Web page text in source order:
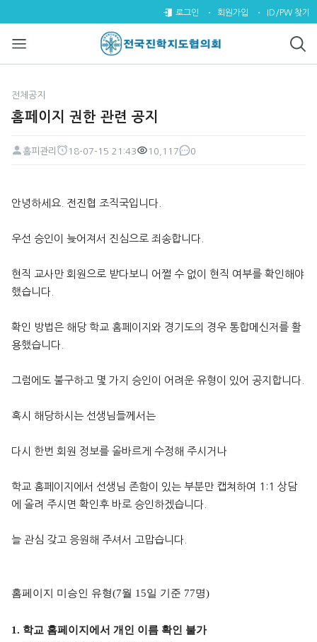
홈페이지 권한 관련 공지 > 전체
로그인 회원가입 ID/PW 찾기
전체공지
홈페이지 권한 관련 공지
페이지 정보
홈피관리
18-07-15 21:43
10,117
댓글
0
안녕하세요. 전진협 조직국입니다.
우선 승인이 늦어져서 진심으로 죄송합니다.
현직 교사만 회원으로 받다보니 어쩔 수 없이 현직 여부를 확인해야
했습니다.
확인 방법은 해당 학교 홈페이지와 경기도의 경우 통합메신저를 활
용했습니다.
그럼에도 불구하고 몇 가지 승인이 어려운 유형이 있어 공지합니다.
혹시 해당하시는 선생님들께서는
다시 한번 회원 정보를 올바르게 수정해 주시거나
학교 홈페이지에서 선생님 존함이 있는 부분만 캡쳐하여 1:1 상담
에 올려 주시면 확인후 바로 승인하겠습니다.
늘 관심 갖고 응원해 주셔서 고맙습니다.
홈페이지 미승인 유형(7월 15일 기준 77명)
1. 학교 홈페이지에서 개인 이름 확인 불가